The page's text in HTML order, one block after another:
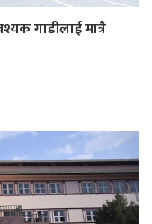
गाडीलाई मात्रै